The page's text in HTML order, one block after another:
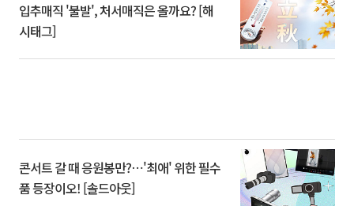
입추매직 '불발', 처서매직은 올까요? [해
시태그]
콘서트 갈 때 응원봉만?⋯'최애' 위한 필수
품 등장이오! [솔드아웃]